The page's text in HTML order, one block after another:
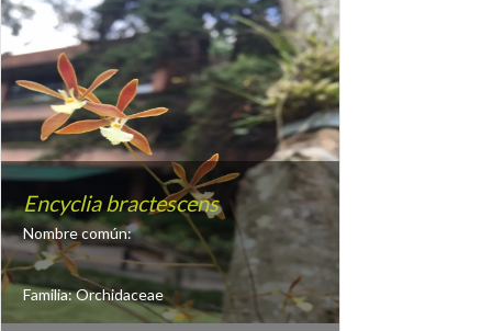
Encyclia bractescens
Nombre común:
Familia:Orchidaceae